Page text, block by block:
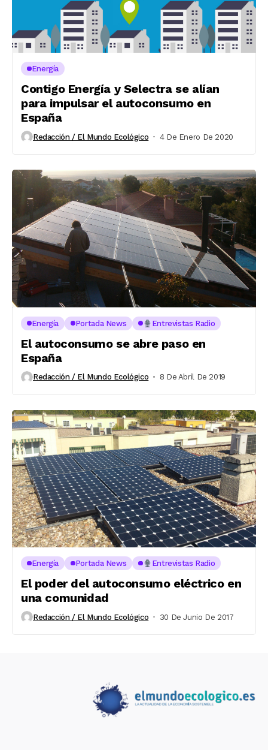
Energía
Contigo Energía y Selectra se alían
para impulsar el autoconsumo en
España
Redacción / El Mundo Ecológico 4 De Enero De 2020
Energía Portada News Entrevistas Radio
El autoconsumo se abre paso en
España
Redacción / El Mundo Ecológico 8 De Abril De 2019
Energía Portada News Entrevistas Radio
El poder del autoconsumo eléctrico en
una comunidad
Redacción / El Mundo Ecológico 30 De Junio De 2017